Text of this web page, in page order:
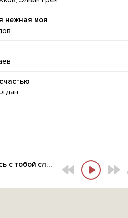
нежная моя
Мы встретились с тобой случайно